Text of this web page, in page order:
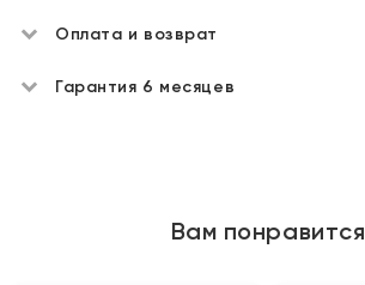
Оплата и возврат
Гарантия 6 месяцев
Вам понравится